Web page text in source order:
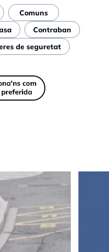
Comuns
Contraban
de seguretat